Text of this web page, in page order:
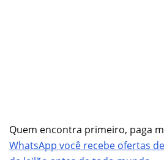
Quem encontra primeiro, paga
WhatsApp você recebe ofertas